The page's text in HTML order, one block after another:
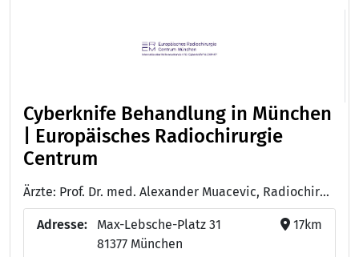
Cyberknife Behandlung in München
| Europäisches Radiochirurgie
Centrum
Ärzte: Prof. Dr. med. Alexander Muacevic, Radiochirurg - Neurochirurg - Dr. med. Alfred Haidenberger, Radioonkologe - Dr. med. Markus Kufeld, Radiochirurg - Neurochirurg - Dr. med. Santacroce, Neurochirurg - Radioonkologe
Adresse:
Max-Lebsche-Platz 31
81377 München
17km